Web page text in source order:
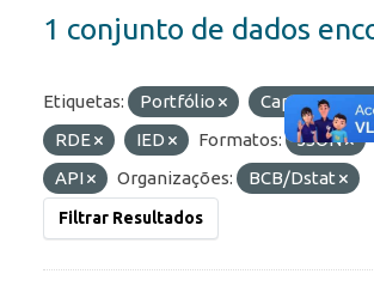
1 conjunto de dados
Etiquetas: Portfólio
Capitais
RDE
IED Formatos: JSON
API
Organizações: BCB/Dstat
Filtrar Resultados